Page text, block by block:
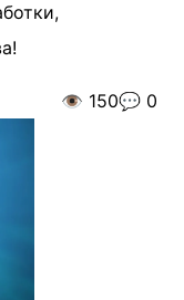
👁️ 150💬 0